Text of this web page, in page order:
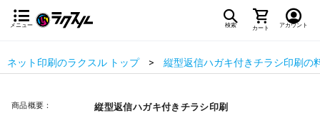
メニュー 検索 カート アカウント
ネット印刷のラクスル トップ 縦型返信ハガキ付きチラシ印刷の
商品概要： 縦型返信ハガキ付きチラシ印刷